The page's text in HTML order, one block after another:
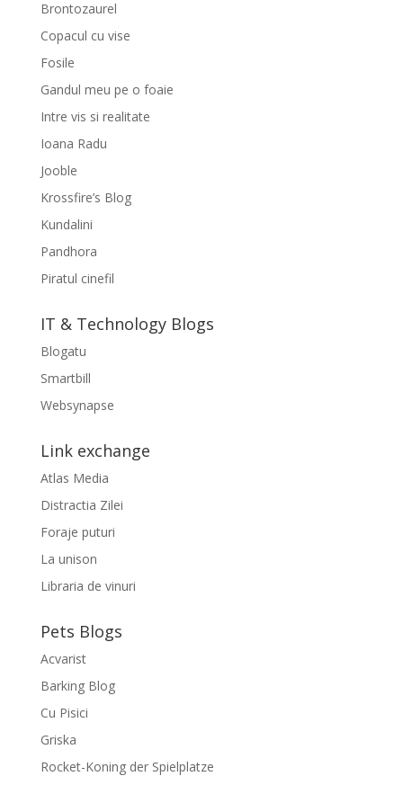
Brontozaurel
Copacul cu vise
Fosile
Gandul meu pe o foaie
Intre vis si realitate
Ioana Radu
Jooble
Krossfire’s Blog
Kundalini
Pandhora
Piratul cinefil
IT & Technology Blogs
Blogatu
Smartbill
Websynapse
Link exchange
Atlas Media
Distractia Zilei
Foraje puturi
La unison
Libraria de vinuri
Pets Blogs
Acvarist
Barking Blog
Cu Pisici
Griska
Rocket-Koning der Spielplatze